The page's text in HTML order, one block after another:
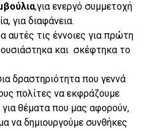
,για ενεργό συμμετοχή
για διαφάνεια.
τις έννοιες για πρώτη
και σκέφτηκα το
δραστηριότητα που γεννά
πολίτες να εκφράζουμε
θέματα που μας αφορούν,
να δημιουργούμε συνθήκες